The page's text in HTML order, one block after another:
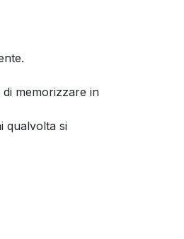
memorizzare in
qualvolta si